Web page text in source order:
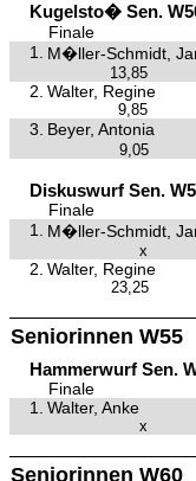
Kugelsto� Sen.
Finale
1.
M�ller-Schmidt,
13,85
2. Walter, Regine
9,85
3. Beyer, Antonia
9,05
Diskuswurf Sen.
Finale
1.
M�ller-Schmidt,
x
2. Walter, Regine
23,25
Seniorinnen W55
Hammerwurf Sen.
Finale
1.
Walter, Anke
x
Seniorinnen W60